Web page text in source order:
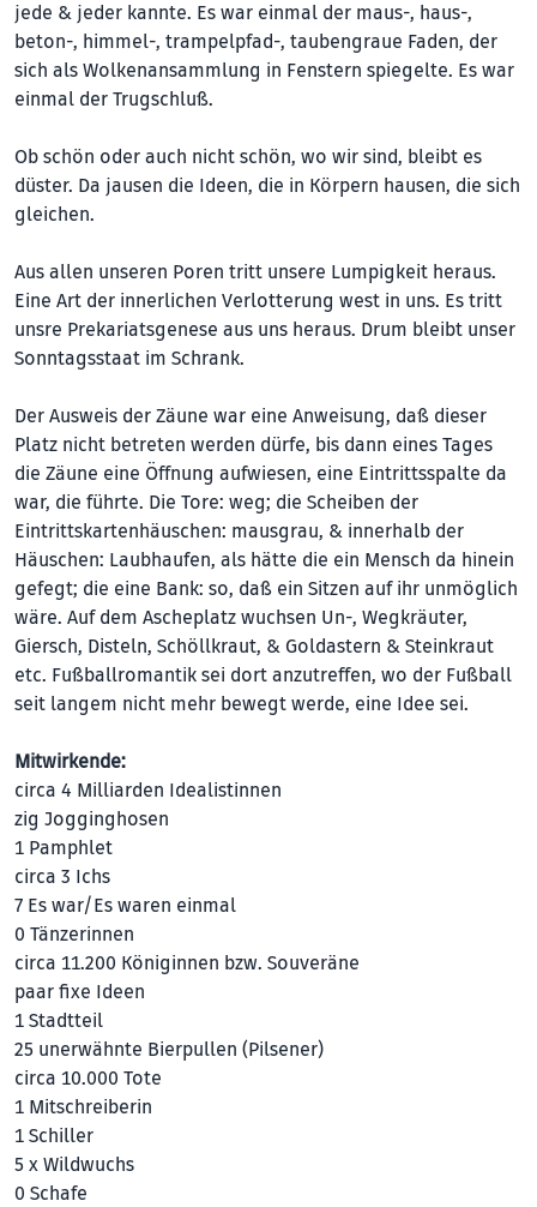
jede & jeder kannte. Es war einmal der maus-, haus-,
beton-, himmel-, trampelpfad-, taubengraue Faden, der
sich als Wolkenansammlung in Fenstern spiegelte. Es war
einmal der Trugschluß.
Ob schön oder auch nicht schön, wo wir sind, bleibt es
düster. Da jausen die Ideen, die in Körpern hausen, die sich
gleichen.
Aus allen unseren Poren tritt unsere Lumpigkeit heraus.
Eine Art der innerlichen Verlotterung west in uns. Es tritt
unsre Prekariatsgenese aus uns heraus. Drum bleibt unser
Sonntagsstaat im Schrank.
Der Ausweis der Zäune war eine Anweisung, daß dieser
Platz nicht betreten werden dürfe, bis dann eines Tages
die Zäune eine Öffnung aufwiesen, eine Eintrittsspalte da
war, die führte. Die Tore: weg; die Scheiben der
Eintrittskartenhäuschen: mausgrau, & innerhalb der
Häuschen: Laubhaufen, als hätte die ein Mensch da hinein
gefegt; die eine Bank: so, daß ein Sitzen auf ihr unmöglich
wäre. Auf dem Ascheplatz wuchsen Un-, Wegkräuter,
Giersch, Disteln, Schöllkraut, & Goldastern & Steinkraut
etc. Fußballromantik sei dort anzutreffen, wo der Fußball
seit langem nicht mehr bewegt werde, eine Idee sei.
Mitwirkende:
circa 4 Milliarden Idealistinnen
zig Jogginghosen
1 Pamphlet
circa 3 Ichs
7 Es war/Es waren einmal
0 Tänzerinnen
circa 11.200 Königinnen bzw. Souveräne
paar fixe Ideen
1 Stadtteil
25 unerwähnte Bierpullen (Pilsener)
circa 10.000 Tote
1 Mitschreiberin
1 Schiller
5 x Wildwuchs
0 Schafe